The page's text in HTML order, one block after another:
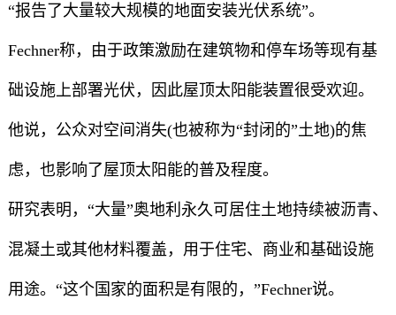
“报告了大量较大规模的地面安装光伏系统”。
Fechner称，由于政策激励在建筑物和停车场等现有基
础设施上部署光伏，因此屋顶太阳能装置很受欢迎。
他说，公众对空间消失(也被称为“封闭的”土地)的焦
虑，也影响了屋顶太阳能的普及程度。
研究表明，“大量”奥地利永久可居住土地持续被沥青、
混凝土或其他材料覆盖，用于住宅、商业和基础设施
用途。“这个国家的面积是有限的，”Fechner说。